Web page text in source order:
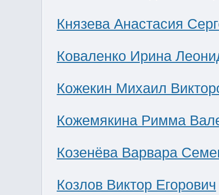
Князева Анастасия
Коваленко Ирина
Кожекин Михаил
Кожемякина Римма
Козенёва Варвара
Козлов Виктор Егорович